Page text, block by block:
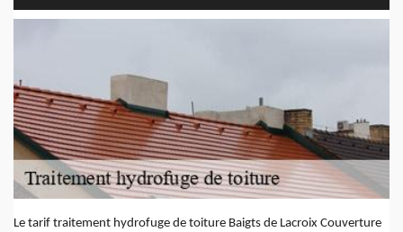
Le tarif traitement hydrofuge de toiture Baigts de Lacroix Couverture